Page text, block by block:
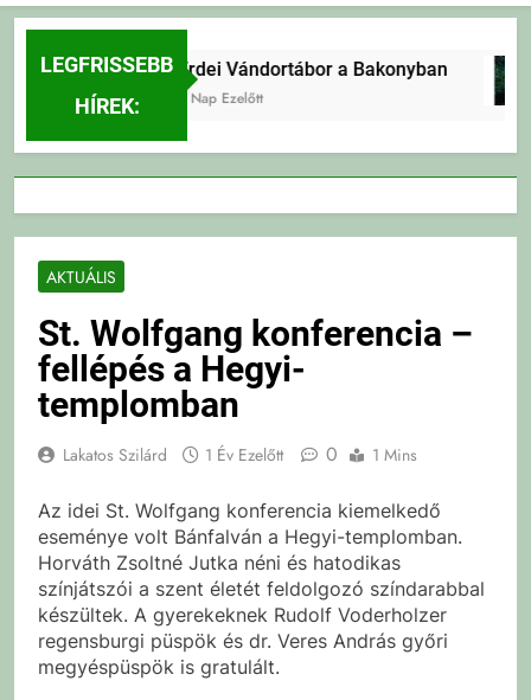
LEGFRISSEBB
HÍREK:
Erdei Vándortábor a Bakonyban
2 Nap Ezelőtt
AKTUÁLIS
St. Wolfgang konferencia –
fellépés a Hegyi-
templomban
Lakatos Szilárd 1 Év Ezelőtt 0 1 Mins
Az idei St. Wolfgang konferencia kiemelkedő
eseménye volt Bánfalván a Hegyi-templomban.
Horváth Zsoltné Jutka néni és hatodikas
színjátszói a szent életét feldolgozó színdarabbal
készültek. A gyerekeknek Rudolf Voderholzer
regensburgi püspök és dr. Veres András győri
megyéspüspök is gratulált.